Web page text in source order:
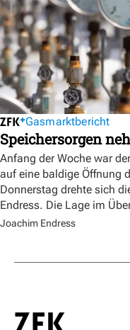
Gasmarktbericht
Speichersorgen
Anfang der Woche war
auf eine baldige Öffnung
Donnerstag drehte sich
Endress. Die Lage im
Joachim Endress